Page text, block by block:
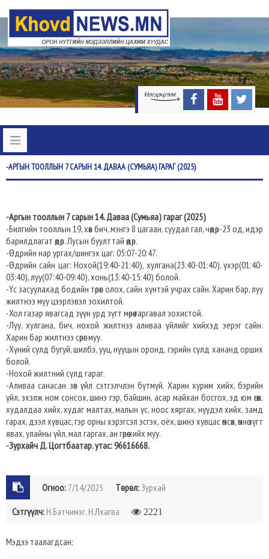
-АРГЫНТООЛЛЫН 7 САРЫН 14. ДАВАА (СУМЬЯА) ГАРАГ (2025)
-Аргын тооллын 7 сарын 14. Даваа (Сумьяа) гараг (2025)
-Билгийн тооллын 19, хөх бич, мэнгэ 8 цагаан, суудал гал, чөдөр-23 од, идэр
барилдлагат өдөр. Лусын буулттай өдөр.
-Өдрийн нар ургах/шингэх цаг: 05:07-20:47.​
-Өдрийн сайн цаг: Нохой(19:40-21:40), хулгана(23:40-01:40), үхэр(01:40-
03:40), луу(07:40-09:40), хонь(13:40-15:40) болой.
-Үс засуулахад бодийн төрөл олох, сайн хүнтэй учрах сайн. Харин бар, луу
жилтнээ муу цээрлэвэл зохилтой.
-Хол газар явагсад зүүн урд зүгт мөрөө гаргавал зохистой.
-Луу, хулгана, бич, нохой жилтнээ аливаа үйлийг хийхэд эерэг сайн.
Харин бар жилтнээ сөрөг муу.
-Хүний сүлд бугуй, шилбэ, ууц, нууцын оронд, гэрийн сүлд хананд орших
болой.
-Нохой жилтний сүлд гараг.
-Аливаа санасан зөв үйл сэтгэлчлэн бүтмүй. Харин хурим хийх, бэрийн
үйл, эхэлж ном сонсох, шинэ гэр, байшин, асар майхан босгох, эд юм өгөх,
худалдаа хийх, худаг малтах, малын үс, ноос хяргах, нүүдэл хийх, замд
гарах, дээл хувцас, гэр орны хэрэгсэл эсгэх, оёх, шинэ хувцас өмсөх, өмнө зүгт
явах, улайны үйл, мал гаргах, ан гөрөө хийх муу.
-Зурхайч Д. Цогтбаатар. утас: 96616668.
Огноо: 7/14/2025 Төрөл:Зурхай
Сэтгүүлч: Н.Батчимэг, Н.Лхагва 2221
Мэдээ таалагдсан: